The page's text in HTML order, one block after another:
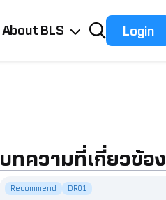
About BLS Login
บทความที่เกี่ยวข้อง
Recommend DR01